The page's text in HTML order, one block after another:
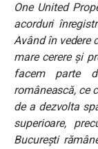
One United
acorduri
Având în vedere
mare cerere și
facem parte
românească, ce
de a dezvolta
superioare,
București